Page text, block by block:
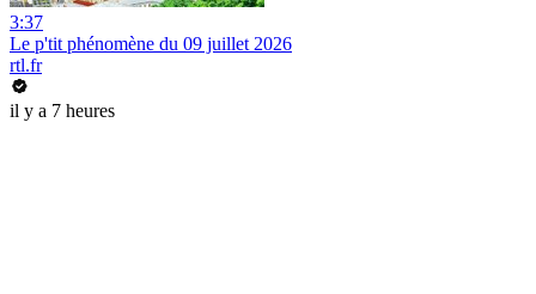
3:37
Le p'tit phénomène du 09 juillet 2026
rtl.fr
il y a 7 heures